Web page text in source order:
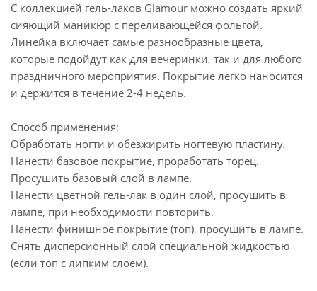
С коллекцией гель-лаков Glamour можно создать яркий
сияющий маникюр с переливающейся фольгой.
Линейка включает самые разнообразные цвета,
которые подойдут как для вечеринки, так и для любого
праздничного мероприятия. Покрытие легко наносится
и держится в течение 2-4 недель.
Способ применения:
Обработать ногти и обезжирить ногтевую пластину.
Нанести базовое покрытие, проработать торец.
Просушить базовый слой в лампе.
Нанести цветной гель-лак в один слой, просушить в
лампе, при необходимости повторить.
Нанести финишное покрытие (топ), просушить в лампе.
Снять дисперсионный слой специальной жидкостью
(если топ с липким слоем).